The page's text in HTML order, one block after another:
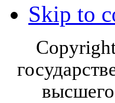
Skip to